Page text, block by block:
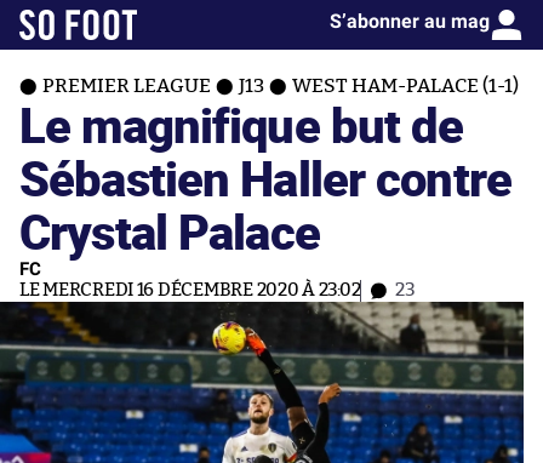
S’abonner au mag
PREMIER LEAGUE J13 WEST HAM-PALACE (1-1)
Le magnifique but de
Sébastien Haller contre
Crystal Palace
FC
LE MERCREDI 16 DÉCEMBRE 2020 À 23:02 23